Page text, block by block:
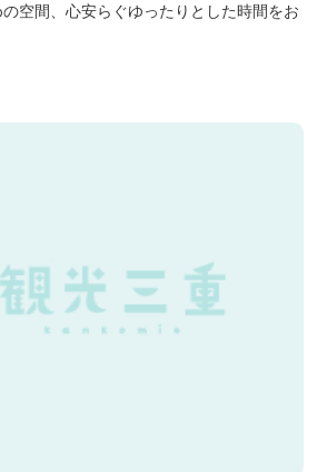
空間、心安らぐゆったりとした時間をお